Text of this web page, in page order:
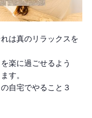
は真のリラックスを
楽に過ごせるよう
す。
自宅でやること３